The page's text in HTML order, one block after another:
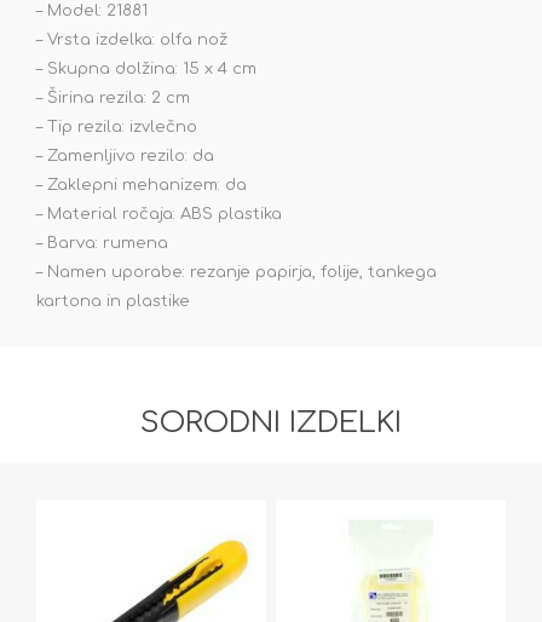
– Model: 21881
– Vrsta izdelka: olfa nož
– Skupna dolžina: 15 x 4 cm
– Širina rezila: 2 cm
– Tip rezila: izvlečno
– Zamenljivo rezilo: da
– Zaklepni mehanizem: da
– Material ročaja: ABS plastika
– Barva: rumena
– Namen uporabe: rezanje papirja, folije, tankega
kartona in plastike
SORODNI IZDELKI